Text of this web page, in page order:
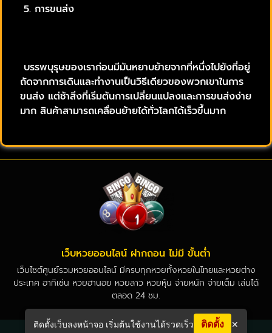
5. การขนส่ง
บรรพบุรุษของเราก่อนมีมันหยาบย้ายจากที่หนึ่งไปยังที่อยู่
ถัดจากการเดินและทำงานเป็นวิธีเดียวของพวกเขาในการ
ขนส่ง แต่ช้าสิ่งที่เริ่มต้นการเปลี่ยนแปลงและการขนส่งง่าย
มาก สินค้าสามารถเคลื่อนย้ายได้ทั่วโลกได้เร็วขึ้นมาก
เว็บหวยออนไลน์ ฝากถอน ไม่มี ขั้นต่ำ
เว็บไซต์ศูนย์รวมหวยออนไลน์ มีครบทุกหวยทั้งหวยในไทยและหวยต่าง
ประเทศ อาทิเช่น หวยฮานอย หวยลาว หวยหุ้น จ่ายหนัก จ่ายเต็ม เล่นได้
ตลอด 24 ชม.
ติดตั้งเว็บลงหน้าจอ เริ่มต้นใช้งานได้รวดเร็ว ติดตั้ง ✕